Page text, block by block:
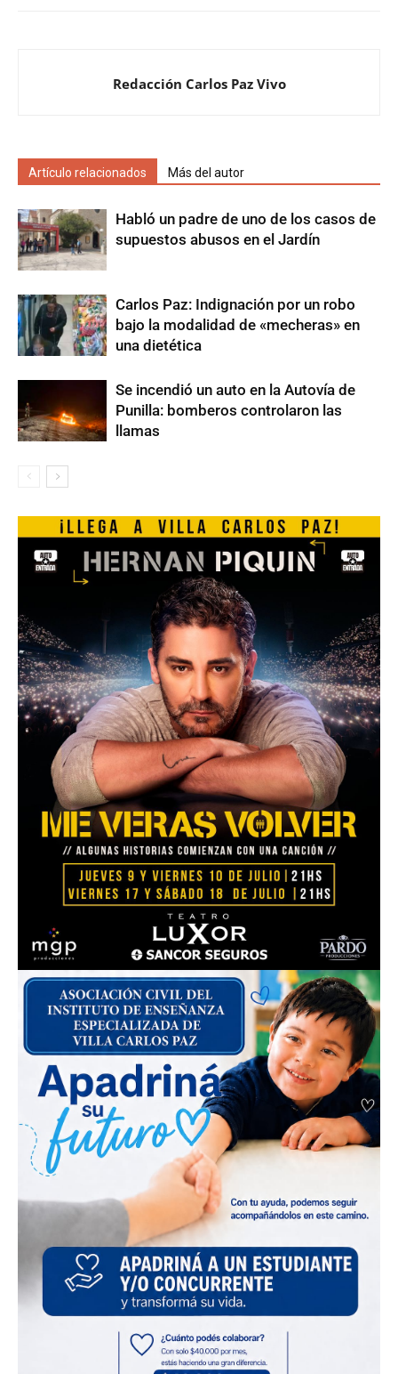
Redacción Carlos Paz Vivo
Artículo relacionados Más del autor
Habló un padre de uno de los casos de
supuestos abusos en el Jardín
Carlos Paz: Indignación por un robo
bajo la modalidad de «mecheras» en
una dietética
Se incendió un auto en la Autovía de
Punilla: bomberos controlaron las
llamas